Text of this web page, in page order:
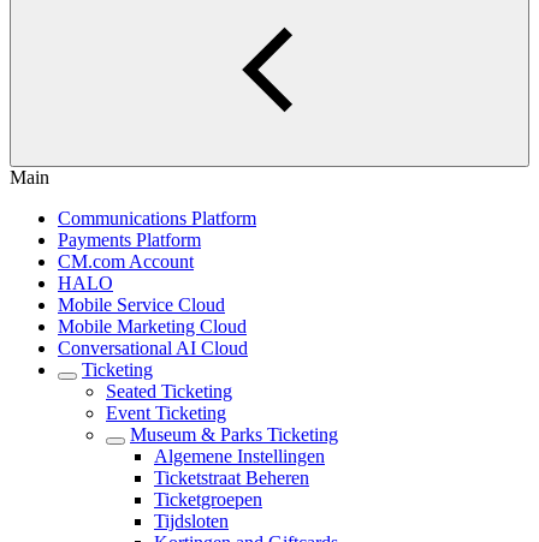
Main
Communications Platform
Payments Platform
CM.com Account
HALO
Mobile Service Cloud
Mobile Marketing Cloud
Conversational AI Cloud
Ticketing
Seated Ticketing
Event Ticketing
Museum & Parks Ticketing
Algemene Instellingen
Ticketstraat Beheren
Ticketgroepen
Tijdsloten